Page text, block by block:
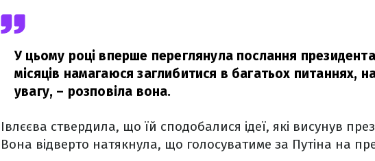
У цьому році вперше переглянула послання
місяців намагаюся заглибитися в багатьох питаннях,
увагу, – розповіла вона.
Івлєєва ствердила, що їй сподобалися ідеї, які висунув
Вона відверто натякнула, що голосуватиме за Путіна на